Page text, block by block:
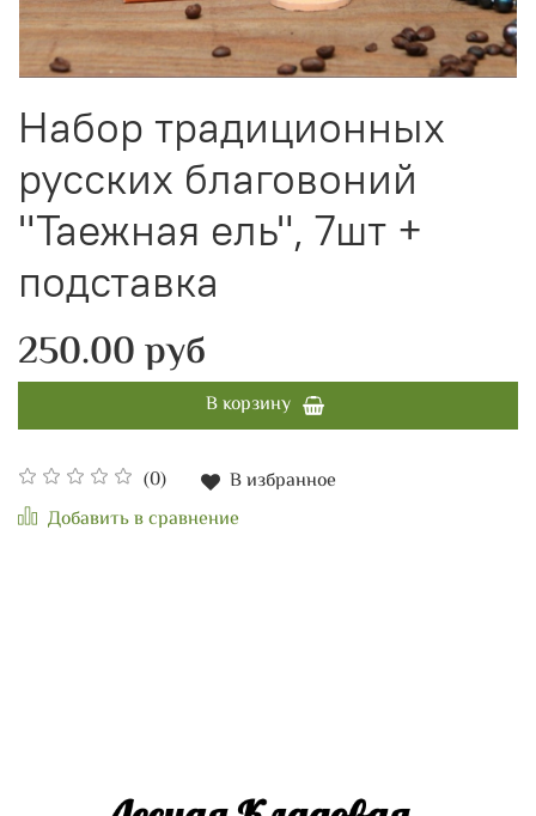
Набор традиционных
русских благовоний
"Таежная ель", 7шт +
подставка
(0)
В избранное
Добавить в сравнение
250.00 руб
В корзину